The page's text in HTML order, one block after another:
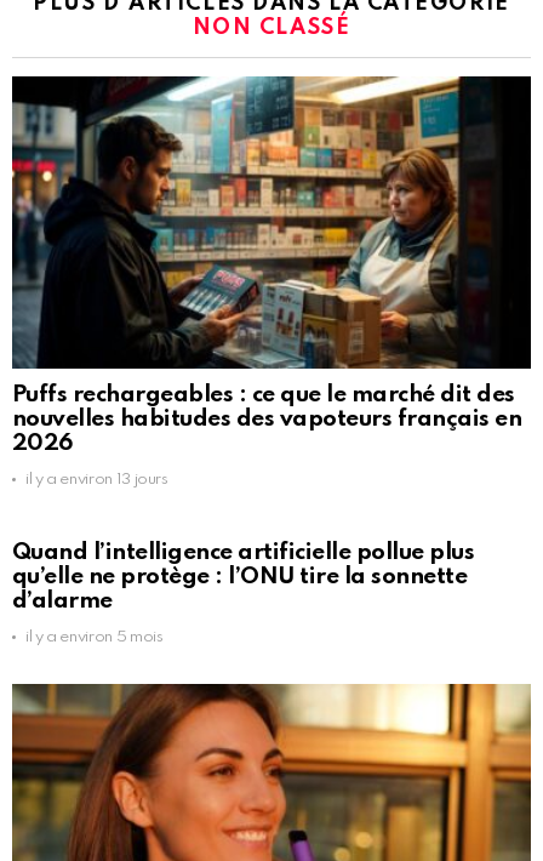
NON CLASSÉ
Puffs rechargeables : ce que le marché dit des
nouvelles habitudes des vapoteurs français en
2026
il y a environ 13 jours
Quand l’intelligence artificielle pollue plus
qu’elle ne protège : l’ONU tire la sonnette
d’alarme
il y a environ 5 mois